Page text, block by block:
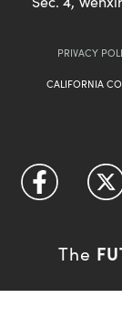
PRIVACY
CALIFORNIA
The